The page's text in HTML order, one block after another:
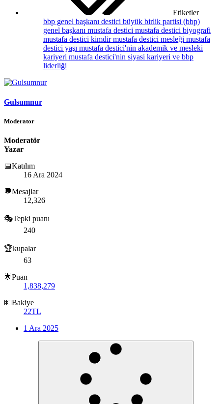
Etiketler
bbp genel başkanı destici büyük birlik partisi (bbp)
genel başkanı mustafa destici mustafa destici biyografi
mustafa destici kimdirmustafa destici mesleği mustafa
destici yaşı mustafa destici'nin akademik ve mesleki
kariyeri mustafa destici'nin siyasi kariyeri ve bbp
liderliği
Gulsumnur
Moderator
Moderatör
Yazar
📅Katılım
16 Ara 2024
💬Mesajlar
12,326
🎭Tepki puanı
240
🏆kupalar
63
🌟Puan
1,838,279
💵Bakiye
22TL
1 Ara 2025